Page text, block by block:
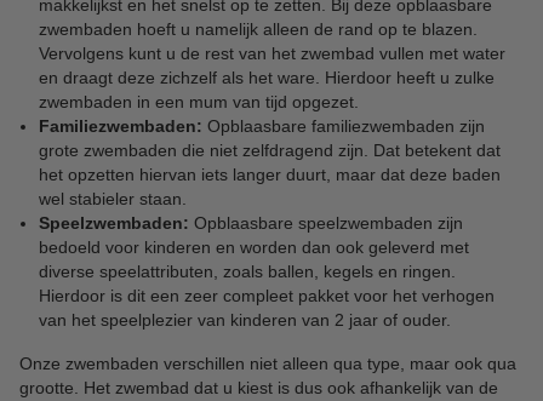
makkelijkst en het snelst op te zetten. Bij deze opblaasbare
zwembaden hoeft u namelijk alleen de rand op te blazen.
Vervolgens kunt u de rest van het zwembad vullen met water
en draagt deze zichzelf als het ware. Hierdoor heeft u zulke
zwembaden in een mum van tijd opgezet.
Familiezwembaden: Opblaasbare familiezwembaden zijn
grote zwembaden die niet zelfdragend zijn. Dat betekent dat
het opzetten hiervan iets langer duurt, maar dat deze baden
wel stabieler staan.
Speelzwembaden: Opblaasbare speelzwembaden zijn
bedoeld voor kinderen en worden dan ook geleverd met
diverse speelattributen, zoals ballen, kegels en ringen.
Hierdoor is dit een zeer compleet pakket voor het verhogen
van het speelplezier van kinderen van 2 jaar of ouder.
Onze zwembaden verschillen niet alleen qua type, maar ook qua
grootte. Het zwembad dat u kiest is dus ook afhankelijk van de